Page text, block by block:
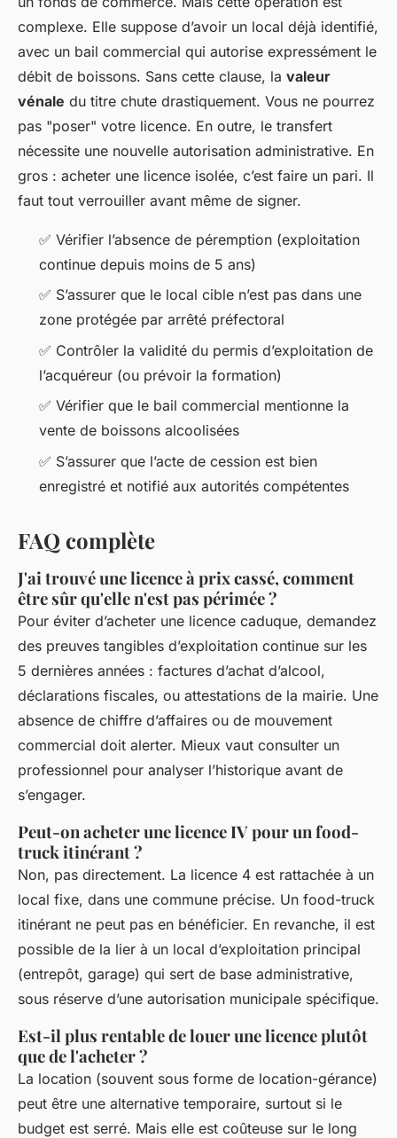
complexe. Elle suppose d’avoir un local déjà identifié,
avec un bail commercial qui autorise expressément le
débit de boissons. Sans cette clause, la valeur
vénale du titre chute drastiquement. Vous ne pourrez
pas "poser" votre licence. En outre, le transfert
nécessite une nouvelle autorisation administrative. En
gros : acheter une licence isolée, c’est faire un pari. Il
faut tout verrouiller avant même de signer.
✅ Vérifier l’absence de péremption (exploitation
continue depuis moins de 5 ans)
✅ S’assurer que le local cible n’est pas dans une
zone protégée par arrêté préfectoral
✅ Contrôler la validité du permis d’exploitation de
l’acquéreur (ou prévoir la formation)
✅ Vérifier que le bail commercial mentionne la
vente de boissons alcoolisées
✅ S’assurer que l’acte de cession est bien
enregistré et notifié aux autorités compétentes
FAQ complète
J'ai trouvé une licence à prix cassé, comment
être sûr qu'elle n'est pas périmée ?
Pour éviter d’acheter une licence caduque, demandez
des preuves tangibles d’exploitation continue sur les
5 dernières années : factures d’achat d’alcool,
déclarations fiscales, ou attestations de la mairie. Une
absence de chiffre d’affaires ou de mouvement
commercial doit alerter. Mieux vaut consulter un
professionnel pour analyser l’historique avant de
s’engager.
Peut-on acheter une licence IV pour un food-
truck itinérant ?
Non, pas directement. La licence 4 est rattachée à un
local fixe, dans une commune précise. Un food-truck
itinérant ne peut pas en bénéficier. En revanche, il est
possible de la lier à un local d’exploitation principal
(entrepôt, garage) qui sert de base administrative,
sous réserve d’une autorisation municipale spécifique.
Est-il plus rentable de louer une licence plutôt
que de l'acheter ?
La location (souvent sous forme de location-gérance)
peut être une alternative temporaire, surtout si le
budget est serré. Mais elle est coûteuse sur le long